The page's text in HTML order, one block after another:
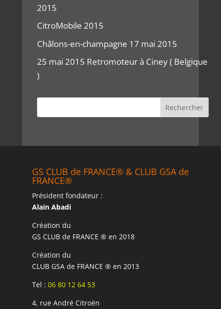
2015
CitroMobile 2015
Châlons-en-champagne 17 mai 2015
25 mai 2015 Retromoteur à Ciney ( Belgique
)
GS CLUB de FRANCE® & CLUB GSA de
FRANCE®
Président fondateur :
Alain Abadi
Création du
GS CLUB de FRANCE ® en 2018
Création du
CLUB GSA de FRANCE ® en 2013
Tel : 06 80 12 64 53
4, rue André Citroën